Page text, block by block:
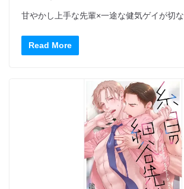
甘やかし上手な先輩×一途な健気ゲイが切な
Read More